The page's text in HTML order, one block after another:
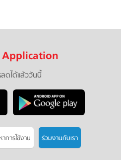
ดได้แล้ววันนี้
การใช้งาน ร่วมงานกับเรา